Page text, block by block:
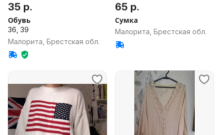
35 р.
Обувь
36, 39
Малорита, Брестская обл.
65 р.
Сумка
Малорита, Брестская обл.